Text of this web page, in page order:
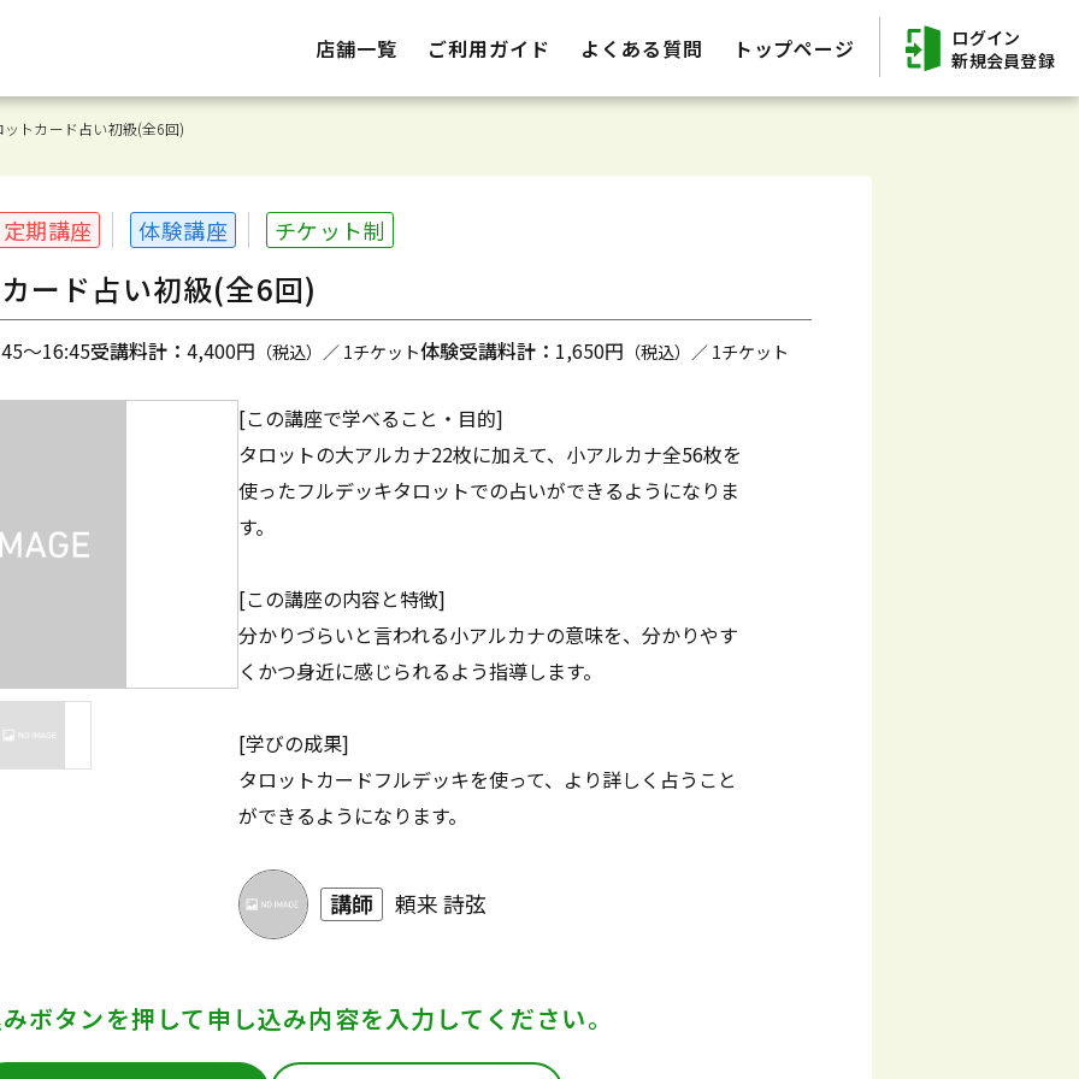
店舗一覧 ご利用ガイド よくある質問 トップページ
ログイン
新規会員登録
トカード占い初級(全6回)
定期講座 体験講座 チケット制
ード占い初級(全6回)
～16:45受講料計： 4,400円 （税込）／ 1チケット体験受講料計： 1,650円 （税込）／ 1チケット
[この講座で学べること・目的]
タロットの大アルカナ22枚に加えて、小アルカナ全56枚を
使ったフルデッキタロットでの占いができるようになりま
す。
[この講座の内容と特徴]
分かりづらいと言われる小アルカナの意味を、分かりやす
くかつ身近に感じられるよう指導します。
[学びの成果]
タロットカードフルデッキを使って、より詳しく占うこと
ができるようになります。
講師 頼来 詩弦
ボタンを押して申し込み内容を入力してください。